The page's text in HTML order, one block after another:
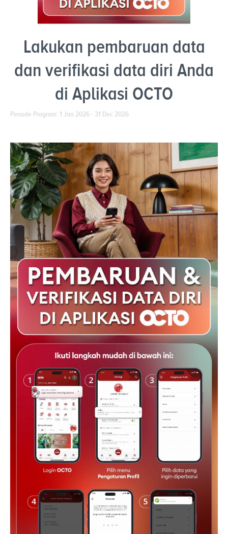
Lakukan pembaruan data
dan verifikasi data diri Anda
di Aplikasi OCTO
Periode Program: 1 Jan 2026 - 31 Dec 2026